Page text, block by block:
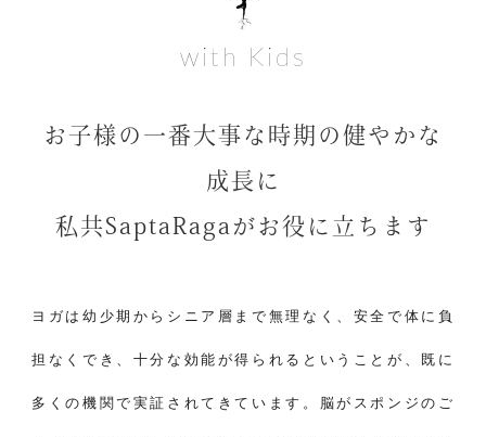
with Kids
お子様の一番大事な時期の健やかな
成⻑に
私共SaptaRagaがお役に立ちます
ヨガは幼少期からシニア層まで無理なく、安全で体に負
担なくでき、十分な効能が得られるということが、既に
多くの機関で実証されてきています。脳がスポンジのご